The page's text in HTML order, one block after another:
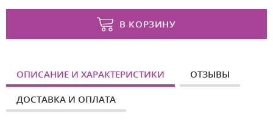
В КОРЗИНУ
ОПИСАНИЕ И ХАРАКТЕРИСТИКИ ОТЗЫВЫ
ДОСТАВКА И ОПЛАТА